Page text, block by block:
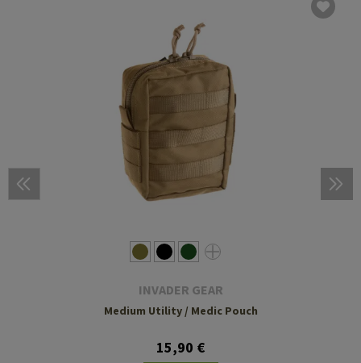
INVADER GEAR
Medium Utility / Medic Pouch
15,90 €